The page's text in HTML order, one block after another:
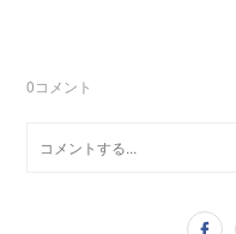
0コメント